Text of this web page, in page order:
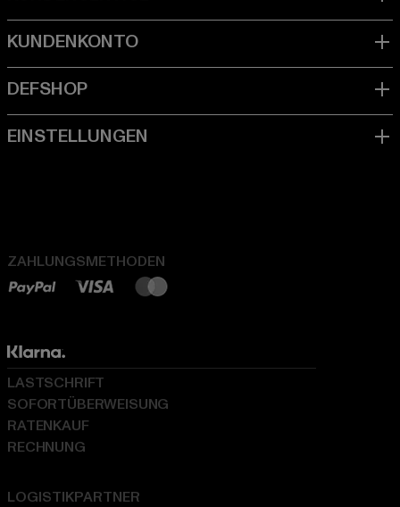
ZAHLUNGSMETHODEN
LOGISTIKPARTNER
LASTSCHRIFT
SOFORTÜBERWEISUNG
RATENKAUF
RECHNUNG